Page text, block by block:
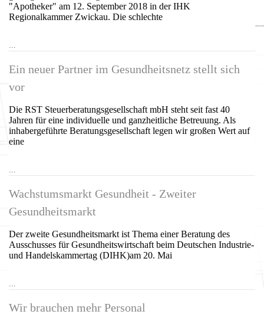
"Apotheker" am 12. September 2018 in der IHK
Regionalkammer Zwickau. Die schlechte
Ein neuer Partner im Gesundheitsnetz stellt sich
vor
Die RST Steuerberatungsgesellschaft mbH steht seit fast 40
Jahren für eine individuelle und ganzheitliche Betreuung. Als
inhabergeführte Beratungsgesellschaft legen wir großen Wert auf
eine
Wachstumsmarkt Gesundheit - Zweiter
Gesundheitsmarkt
Der zweite Gesundheitsmarkt ist Thema einer Beratung des
Ausschusses für Gesundheitswirtschaft beim Deutschen Industrie-
und Handelskammertag (DIHK)am 20. Mai
Wir brauchen mehr Personal